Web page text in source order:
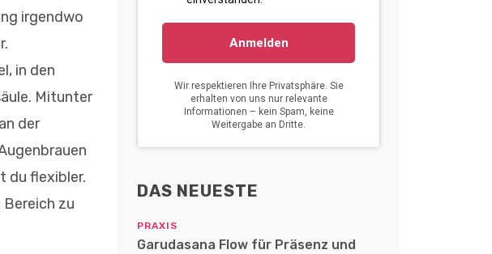
irgendwo
in den
Mitunter
der
du flexibler.
zu
DAS NEUESTE
PRAXIS
Garudasana Flow für Präsenz und